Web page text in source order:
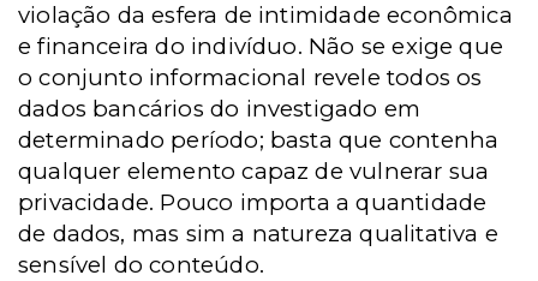
violação da esfera de intimidade econômica
e financeira do indivíduo. Não se exige que
o conjunto informacional revele todos os
dados bancários do investigado em
determinado período; basta que contenha
qualquer elemento capaz de vulnerar sua
privacidade. Pouco importa a quantidade
de dados, mas sim a natureza qualitativa e
sensível do conteúdo.